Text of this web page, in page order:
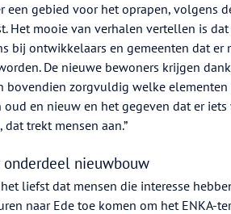
een gebied voor het oprapen, volgens
Het mooie van verhalen vertellen is
bij ontwikkelaars en gemeenten dat
De nieuwe bewoners krijgen
bovendien zorgvuldig welke
oud en nieuw en het gegeven dat er
trekt mensen aan.”
nieuwbouw
liefst dat mensen die interesse
naar Ede toe komen om het ENKA-